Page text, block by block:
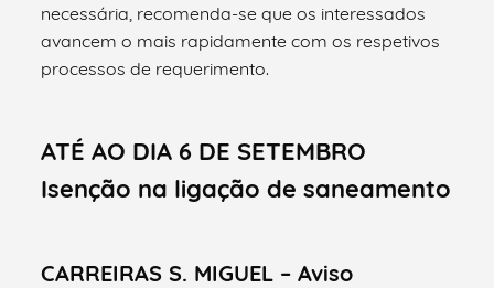
necessária, recomenda-se que os interessados
avancem o mais rapidamente com os respetivos
processos de requerimento.
ATÉ AO DIA 6 DE SETEMBRO
Isenção na ligação de saneamento
CARREIRAS S. MIGUEL – Aviso